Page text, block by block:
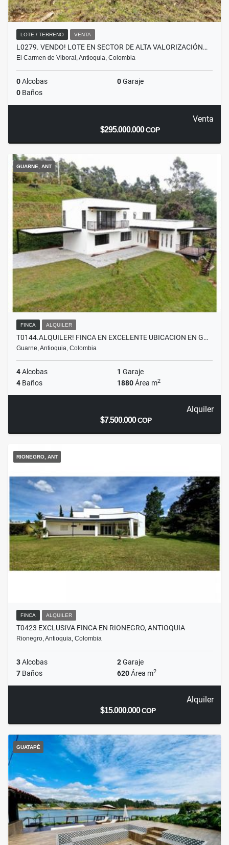
LOTE / TERRENO VENTA
L0279. VENDO! LOTE EN SECTOR DE ALTA VALORIZACIÓN…
El Carmen de Viboral, Antioquia, Colombia
0Alcobas 0Garaje
0 Baños
Venta
$295.000.000COP
GUARNE, ANT
FINCA ALQUILER
T0144.ALQUILER! FINCA EN EXCELENTE UBICACION EN G…
Guarne, Antioquia, Colombia
4Alcobas 1 Garaje
4 Baños 1880Área m2
Alquiler
$7.500.000COP
RIONEGRO, ANT
FINCA ALQUILER
T0423 EXCLUSIVA FINCA EN RIONEGRO, ANTIOQUIA
Rionegro, Antioquia, Colombia
3Alcobas 2Garaje
7 Baños 620Área m2
Alquiler
$15.000.000COP
GUATAPÉ